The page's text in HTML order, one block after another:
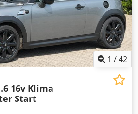
1 /42
16v Klima
Start